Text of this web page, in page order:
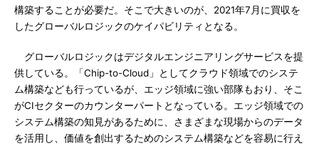
構築することが必要だ。そこで大きいのが、2021年7月に買収を
したグローバルロジックのケイパビリティとなる。
グローバルロジックはデジタルエンジニアリングサービスを提
供している。「Chip-to-Cloud」としてクラウド領域でのシステ
ム構築なども行っているが、エッジ領域に強い部隊もおり、そこ
がCIセクターのカウンターパートとなっている。エッジ領域での
システム構築の知見があるために、さまざまな現場からのデータ
を活用し、価値を創出するためのシステム構築などを容易に行え